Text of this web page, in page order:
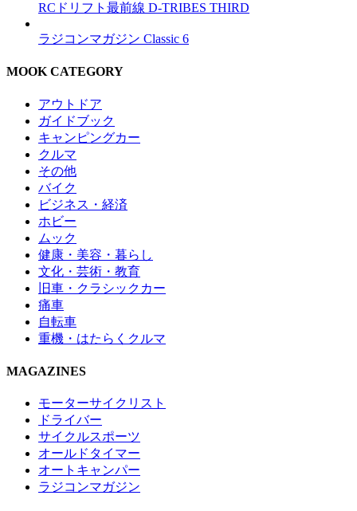
RCドリフト最前線 D-TRIBES THIRD
ラジコンマガジン Classic 6
MOOK CATEGORY
アウトドア
ガイドブック
キャンピングカー
クルマ
その他
バイク
ビジネス・経済
ホビー
ムック
健康・美容・暮らし
文化・芸術・教育
旧車・クラシックカー
痛車
自転車
重機・はたらくクルマ
MAGAZINES
モーターサイクリスト
ドライバー
サイクルスポーツ
オールドタイマー
オートキャンパー
ラジコンマガジン